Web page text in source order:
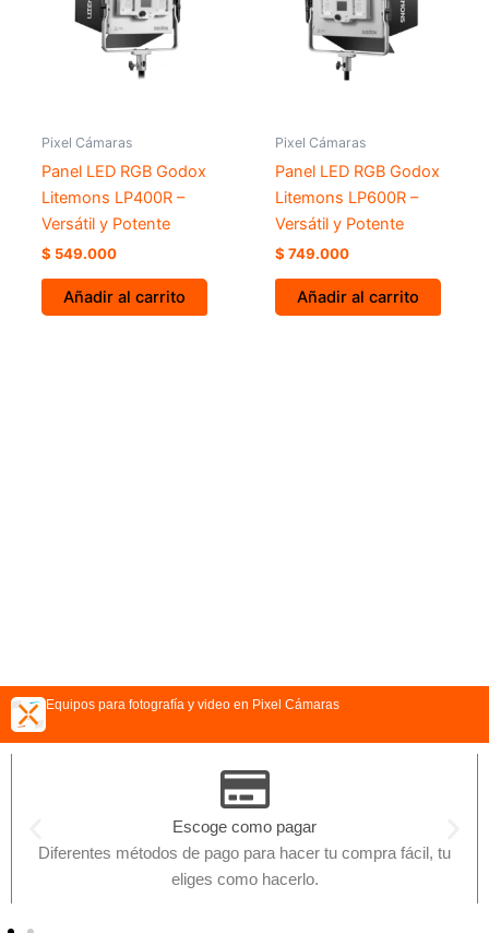
Pixel Cámaras
Panel LED RGB Godox
Litemons LP400R –
Versátil y Potente
$ 549.000
Añadir al carrito
Pixel Cámaras
Panel LED RGB Godox
Litemons LP600R –
Versátil y Potente
$ 749.000
Añadir al carrito
Equipos para fotografía y video en Pixel Cámaras
Escoge como pagar
Diferentes métodos de pago para hacer tu compra fácil, tu
eliges como hacerlo.